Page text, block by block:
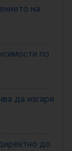
на
по
да изгаря
до